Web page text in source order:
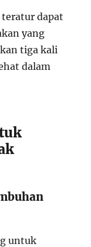
dapat
yang
tiga kali
dalam
untuk